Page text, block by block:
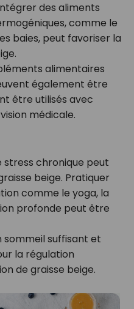
des aliments
comme le
baies, peut favoriser la
alimentaires
également être
être utilisés avec
médicale.
stress chronique peut
beige. Pratiquer
comme le yoga, la
profonde peut être
sommeil suffisant et
la régulation
de graisse beige.